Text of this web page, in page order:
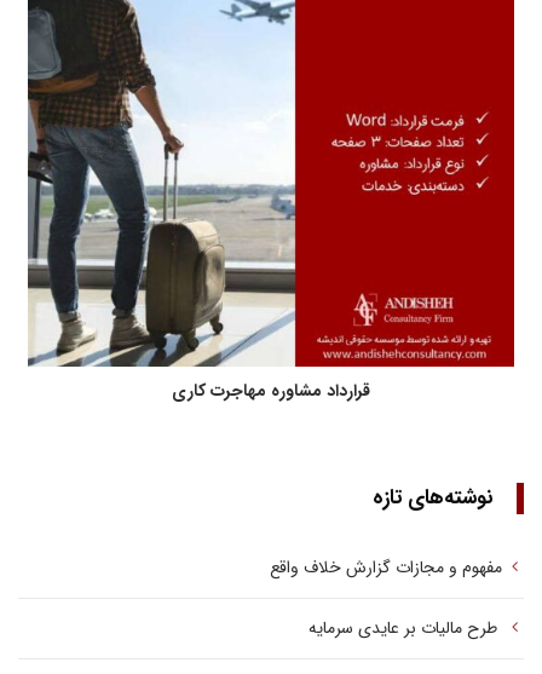
قرارداد مشاوره مهاجرت کاری
نوشته‌های تازه
مفهوم و مجازات گزارش خلاف واقع
طرح مالیات بر عایدی سرمایه